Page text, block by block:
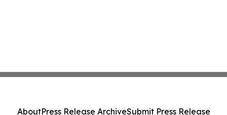
AboutPress Release ArchiveSubmit Press Release